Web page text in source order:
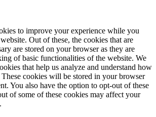
to improve your experience while you
Out of these, the cookies that are
are stored on your browser as they are
of basic functionalities of the website. We
that help us analyze and understand how
cookies will be stored in your browser
You also have the option to opt-out of these
of some of these cookies may affect your